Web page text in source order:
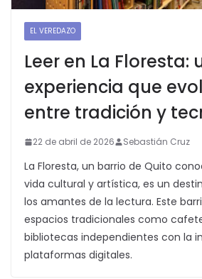
EL VEREDAZO
Leer en La Floresta:
experiencia que
entre tradición y
22 de abril de 2026 Sebastián Cruz
La Floresta, un barrio de Quito
vida cultural y artística, es un
los amantes de la lectura. Este
espacios tradicionales como
bibliotecas independientes con la
plataformas digitales.